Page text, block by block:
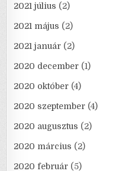
2021 július (2)
2021 május (2)
2021 január (2)
2020 december (1)
2020 október (4)
2020 szeptember (4)
2020 augusztus (2)
2020 március (2)
2020 február (5)